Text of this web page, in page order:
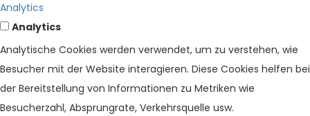
Analytics
Analytics
Analytische Cookies werden verwendet, um zu verstehen, wie
Besucher mit der Website interagieren. Diese Cookies helfen bei
der Bereitstellung von Informationen zu Metriken wie
Besucherzahl, Absprungrate, Verkehrsquelle usw.